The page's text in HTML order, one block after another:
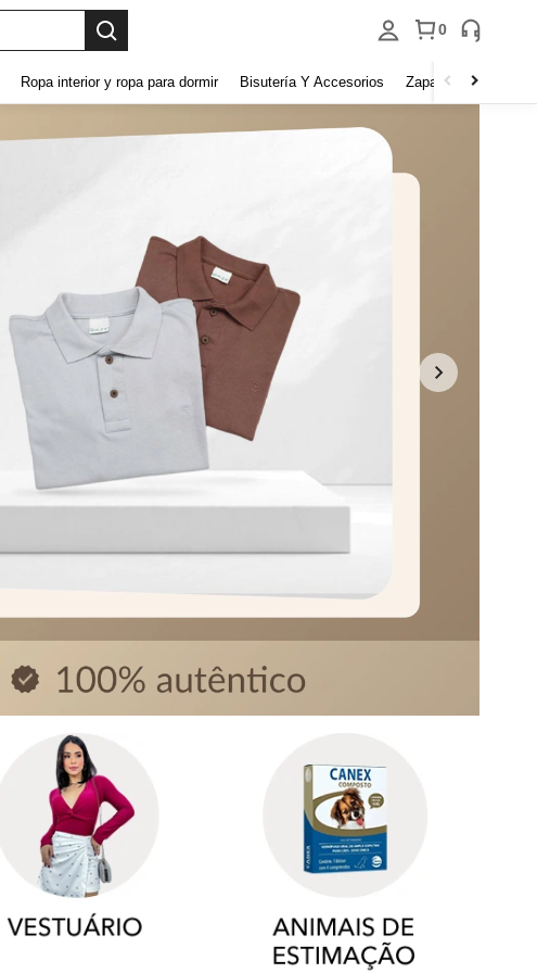
0
Ropa interior y ropa para dormir Bisutería Y Accesorios Zapatos